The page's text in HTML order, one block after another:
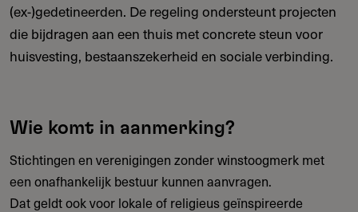
(ex-)gedetineerden. De regeling ondersteunt projecten
die bijdragen aan een thuis met concrete steun voor
huisvesting, bestaanszekerheid en sociale verbinding.
Wie komt in aanmerking?
Stichtingen en verenigingen zonder winstoogmerk met
een onafhankelijk bestuur kunnen aanvragen.
Dat geldt ook voor lokale of religieus geïnspireerde